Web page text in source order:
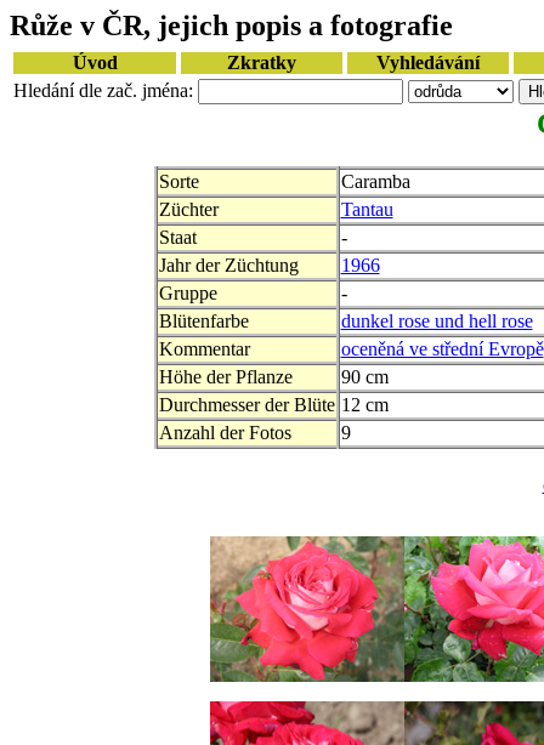
Růže v ČR, jejich popis a fotografie
Úvod Zkratky
Vyhledávání
Hledání dle zač. jména:
Sorte
Caramba
Züchter
Tantau
Staat
-
Jahr der Züchtung
1966
Gruppe
-
Blütenfarbe
dunkel rose und hell rose
Kommentar
oceněná ve střední Evropě
Höhe der Pflanze
90 cm
Durchmesser der Blüte 12 cm
Anzahl der Fotos
9